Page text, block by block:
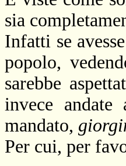
sia
Infatti se
popolo,
sarebbe
invece
mandato,
Per cui, per